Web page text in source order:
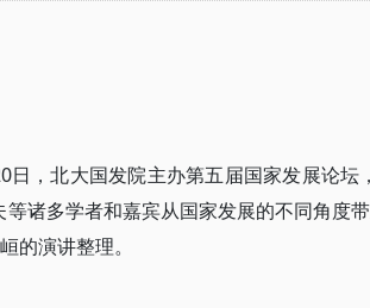
日，北大国发院主办第五届国家发展论坛
等诸多学者和嘉宾从国家发展的不同角度
的演讲整理。